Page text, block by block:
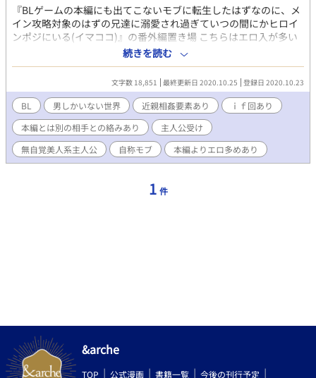
『BLゲームの本編にも出てこないモブに転生したはずなのに、メ
イン攻略対象のはずの兄達に溺愛され過ぎていつの間にかヒロイ
ンポジにいる(イマココ)』の番外編置き場 こちらはエロ入が多い
です。 エロ有は本編同様 ✱ をタイトルに付けます( ᵕᴗᵕ ) 別サイト
にてしていたアンケートにあった希望設定等も載せていくので、
ｉｆ話しや本編カプとは違う相手との話も出てきますので、タイ
トルなど確認のうえ各自で読むかの判断をお願いします☆ (本編と
は違うカプの場合はタイトルに相手の名前を入れます)
続きを読む
文字数 18,851 最終更新日 2020.10.25 登録日 2020.10.23
BL 男しかいない世界 近親相姦要素あり
ｉｆ回あり
本編とは別の相手との絡みあり
主人公受け
無自覚美人系主人公
自称モブ 本編よりエロ多めあり
1 件
&arche
TOP 公式漫画 書籍一覧 今後の刊行予定